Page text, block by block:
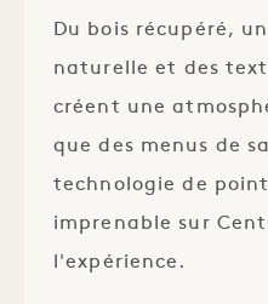
Du bois récupéré,
naturelle et des
créent une
que des menus de
technologie de
imprenable sur
l'expérience.